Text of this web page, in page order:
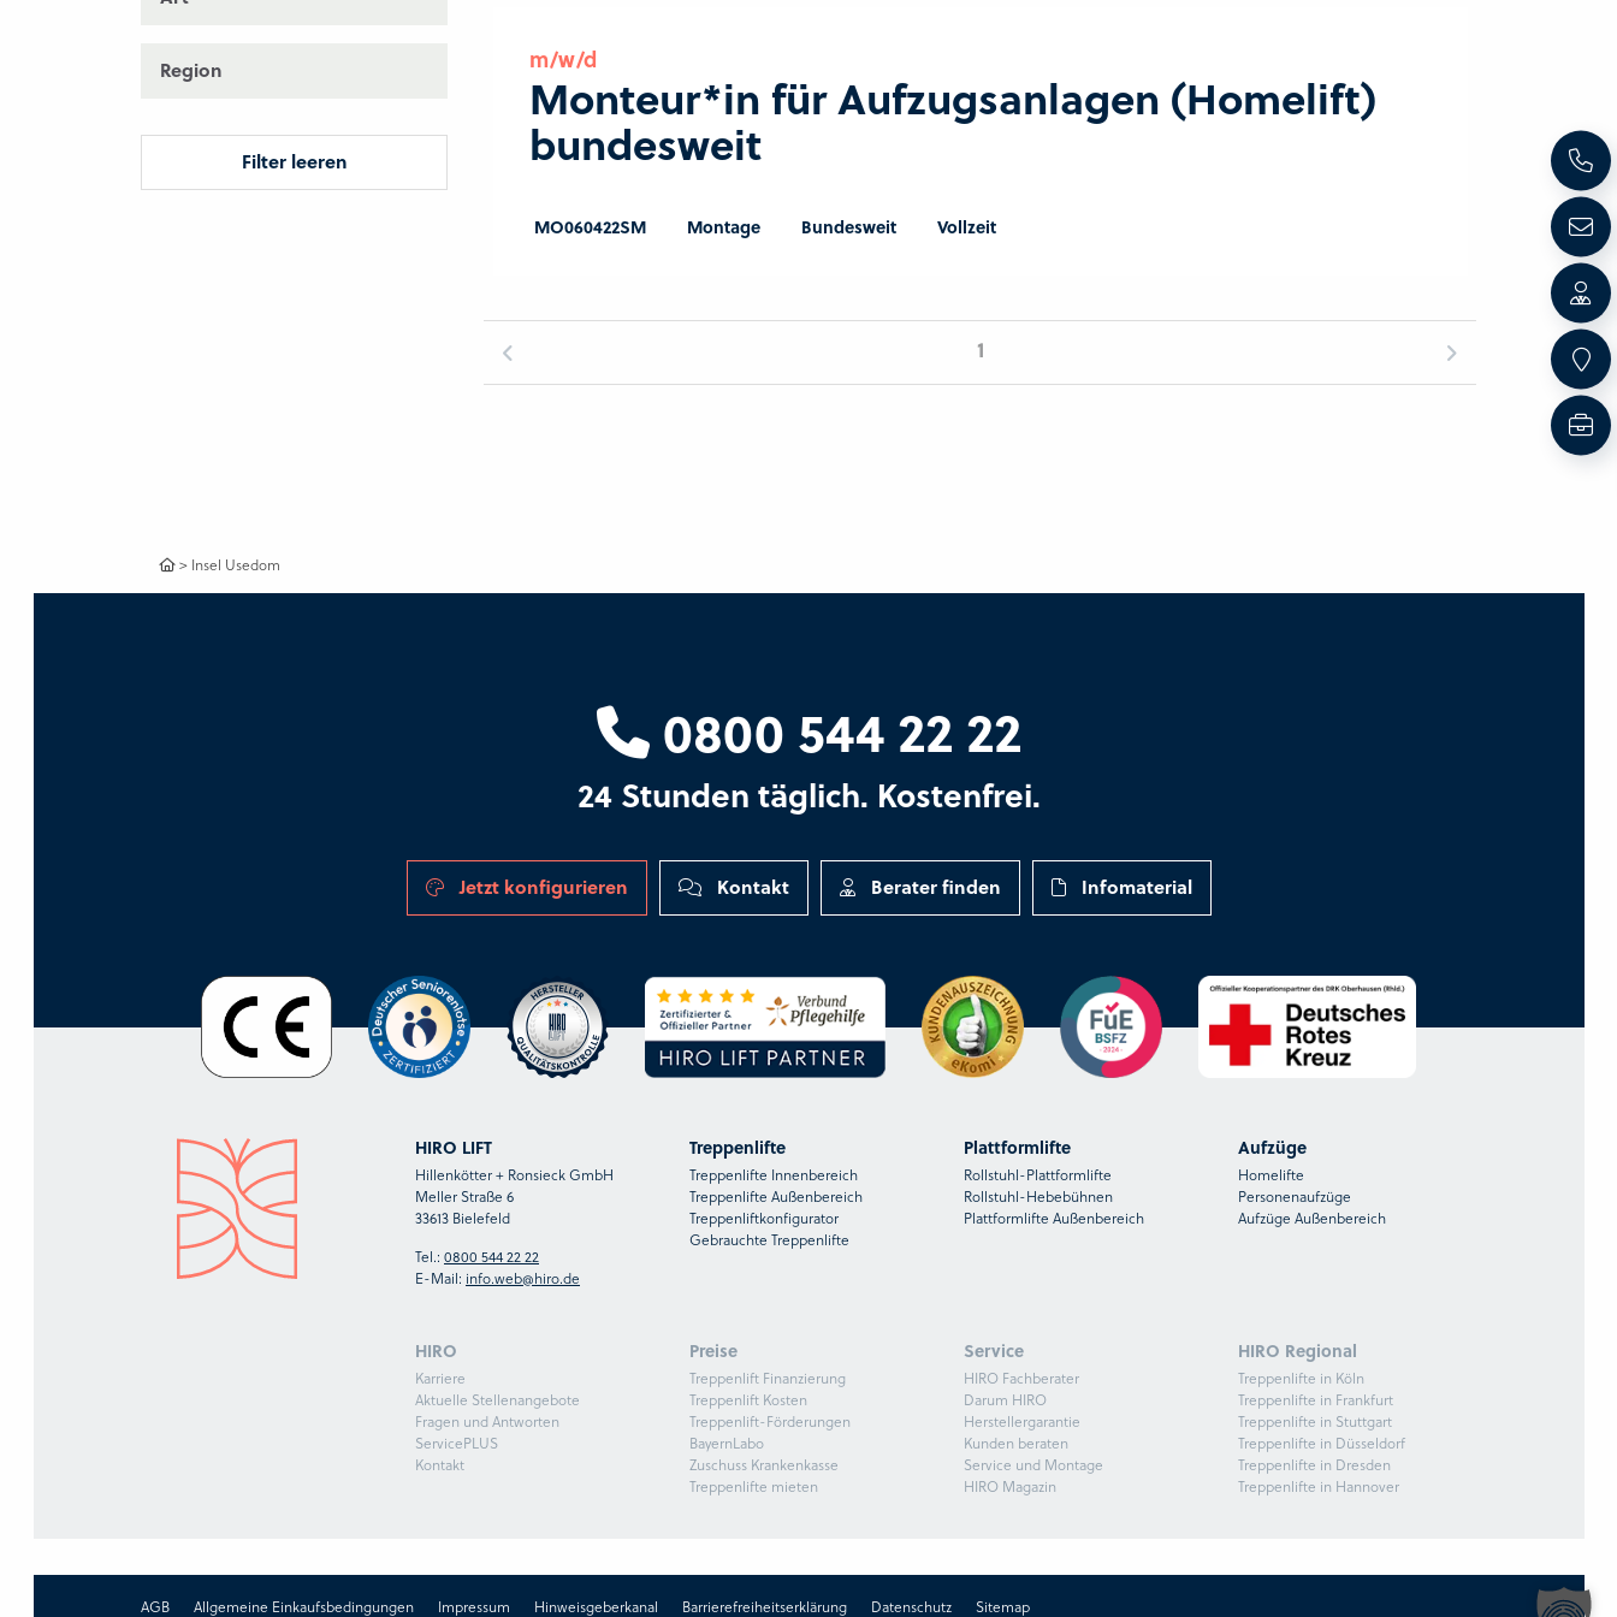
Region
Filter leeren
m/w/d
Monteur*in für Aufzugsanlagen (Homelift)
bundesweit
MO060422SM Montage Bundesweit Vollzeit
1
> Insel Usedom
0800 544 22 22
24 Stunden täglich. Kostenfrei.
Jetzt konfigurieren Kontakt Berater finden Infomaterial
HIRO LIFT
Hillenkötter + Ronsieck GmbH
Meller Straße 6
33613 Bielefeld
Tel.: 0800 544 22 22
E-Mail: info.web@hiro.de
Treppenlifte
Treppenlifte Innenbereich
Treppenlifte Außenbereich
Treppenliftkonfigurator
Gebrauchte Treppenlifte
Plattformlifte
Rollstuhl-Plattformlifte
Rollstuhl-Hebebühnen
Plattformlifte Außenbereich
Aufzüge
Homelifte
Personenaufzüge
Aufzüge Außenbereich
HIRO
Karriere
Aktuelle Stellenangebote
Fragen und Antworten
ServicePLUS
Kontakt
Preise
Treppenlift Finanzierung
Treppenlift Kosten
Treppenlift-Förderungen
BayernLabo
Zuschuss Krankenkasse
Treppenlifte mieten
Service
HIRO Fachberater
Darum HIRO
Herstellergarantie
Kunden beraten
Service und Montage
HIRO Magazin
HIRO Regional
Treppenlifte in Köln
Treppenlifte in Frankfurt
Treppenlifte in Stuttgart
Treppenlifte in Düsseldorf
Treppenlifte in Dresden
Treppenlifte in Hannover
AGB Allgemeine Einkaufsbedingungen Impressum Hinweisgeberkanal Barrierefreiheitserklärung Datenschutz Sitemap